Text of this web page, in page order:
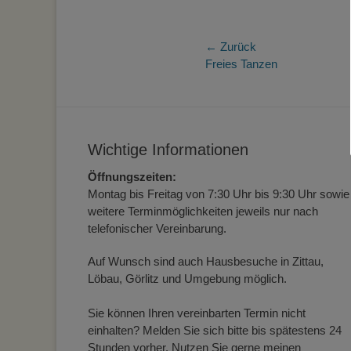
← Zurück
Vorheriger
Freies Tanzen
Wichtige Informationen
Öffnungszeiten:
Montag bis Freitag von 7:30 Uhr bis 9:30 Uhr sowie
weitere Terminmöglichkeiten jeweils nur nach
telefonischer Vereinbarung.
Auf Wunsch sind auch Hausbesuche in Zittau,
Löbau, Görlitz und Umgebung möglich.
Sie können Ihren vereinbarten Termin nicht
einhalten? Melden Sie sich bitte bis spätestens 24
Stunden vorher. Nutzen Sie gerne meinen